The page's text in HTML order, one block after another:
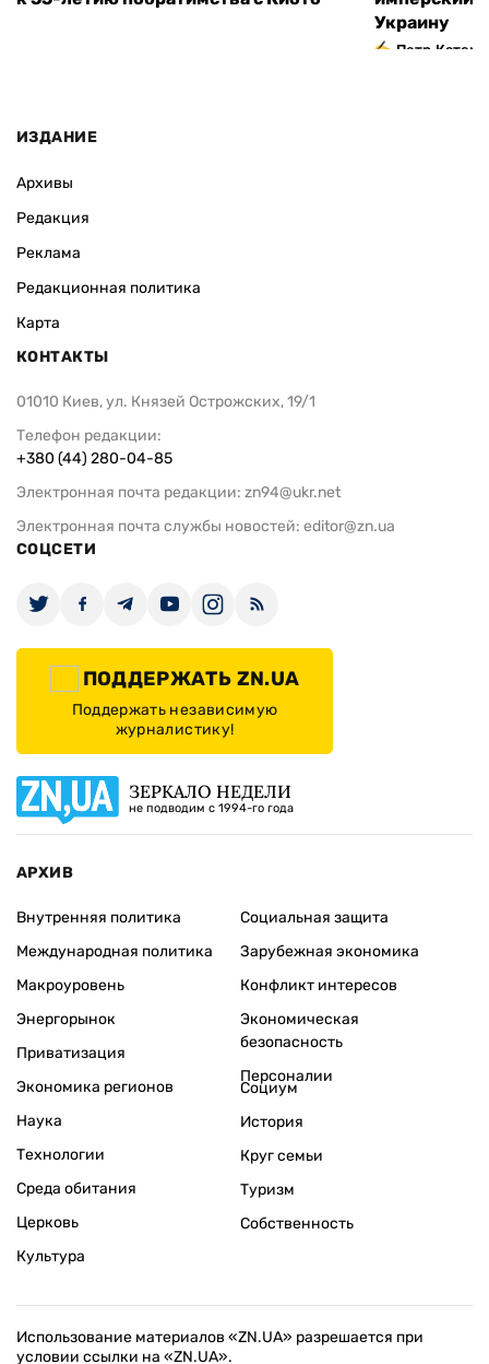
Украину
Петр
ИЗДАНИЕ
Архивы
Редакция
Реклама
Редакционная политика
Карта
КОНТАКТЫ
01010 Киев, ул. Князей Острожских, 19/1
Телефон редакции:
+380 (44) 280-04-85
Электронная почта редакции: zn94@ukr.net
Электронная почта службы новостей: editor@zn.ua
СОЦСЕТИ
ПОДДЕРЖАТЬ ZN.UA
Поддержать независимую
журналистику!
ЗЕРКАЛО НЕДЕЛИ
не подводим с 1994-го года
АРХИВ
Внутренняя политика
Международная политика
Макроуровень
Энергорынок
Приватизация
Экономика регионов
Социальная защита
Зарубежная экономика
Конфликт интересов
Экономическая
безопасность
Персоналии
Наука
Технологии
Среда обитания
Церковь
Культура
Социум
История
Круг семьи
Туризм
Собственность
Использование материалов «ZN.UA» разрешается при
условии ссылки на «ZN.UA».